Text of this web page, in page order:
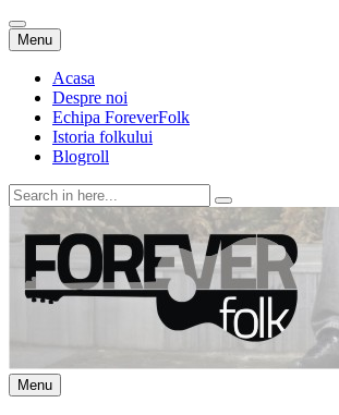
Menu Skip
to
content
Acasa
Despre noi
Echipa ForeverFolk
Istoria folkului
Blogroll
Search
for:
ForeverFolk
Muzica sufletului tau
Menu Skip
to